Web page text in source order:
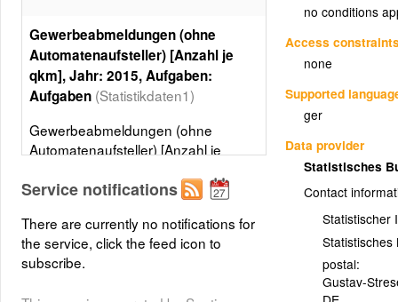
no conditions
Access
none
Supported
ger
Data provider
Statistisches
Contact
Statistischer
Statistisches
postal:
Gustav-
Gewerbeabmeldungen (ohne
Automatenaufsteller) [Anzahl je
qkm], Jahr: 2015, Aufgaben:
Aufgaben (Statistikdaten1)
Gewerbeabmeldungen (ohne
Automatenaufsteller) [Anzahl je
Jahr: 2015, Aufgaben: Aufgaben, 5
Layer metadata (xml)
Service notifications
There are currently no notifications for
the service, click the feed icon to
subscribe.